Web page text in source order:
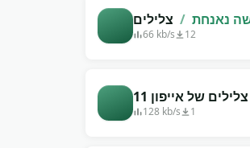
נאנחת / צלילים
של אורגזמה נשית
66 kb/s 12
צלילים של אייפון 11
פרו128 kb/s 1